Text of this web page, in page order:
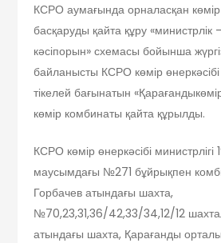
КСРО аумағында орналасқан
басқаруды қайта құру «министрлік
кәсіпорын» схемасы бойынша
байланысты КСРО көмір өнеркәсібі
тікелей бағынатын
көмір комбинаты қайта құрылды.
КСРО көмір өнеркәсібі
маусымдағы №271 бұйрықпен
Горбачев атындағы шахта,
№70,23,31,36/42,33/34,12/12
атындағы шахта, Қарағанды